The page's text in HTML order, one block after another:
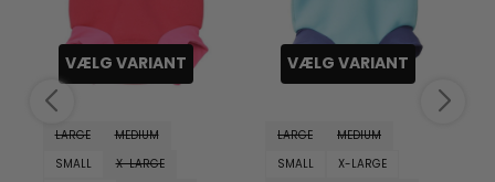
VÆLG VARIANT
LARGE
MEDIUM
SMALL
X-LARGE
VÆLG VARIANT
LARGE
MEDIUM
SMALL
X-LARGE